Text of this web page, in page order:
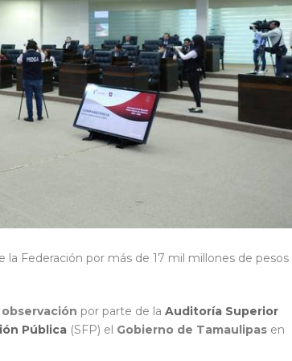
la Federación por más de 17 mil millones de pesos
observación por parte de la Auditoría Superior
Pública (SFP) el Gobierno de Tamaulipas en